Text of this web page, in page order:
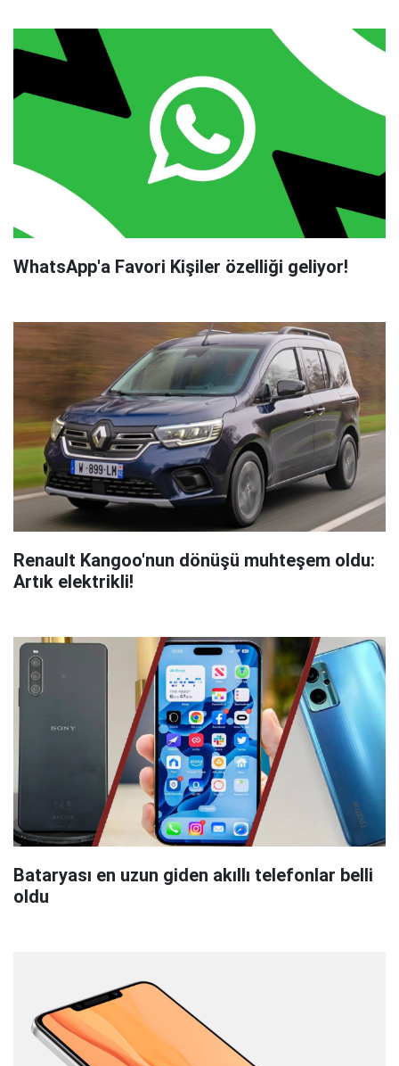
WhatsApp'a Favori Kişiler özelliği geliyor!
Renault Kangoo'nun dönüşü muhteşem oldu:
Artık elektrikli!
Bataryası en uzun giden akıllı telefonlar belli
oldu